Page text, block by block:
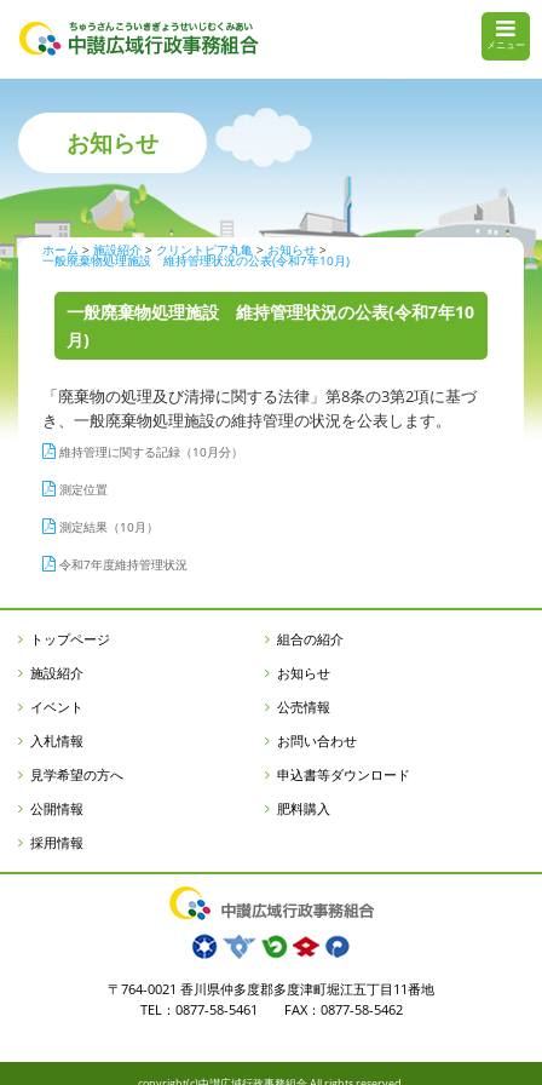
メニュー
お知らせ
ホーム 施設紹介 クリントピア丸亀 お知らせ
一般廃棄物処理施設 維持管理状況の公表(令和7年10月)
一般廃棄物処理施設 維持管理状況の公表(令和7年10
月)
「廃棄物の処理及び清掃に関する法律」第8条の3第2項に基づ
き、一般廃棄物処理施設の維持管理の状況を公表します。
維持管理に関する記録（10月分）
測定位置
測定結果（10月）
令和7年度維持管理状況
トップページ
組合の紹介
施設紹介
お知らせ
イベント
公売情報
入札情報
お問い合わせ
見学希望の方へ
申込書等ダウンロード
公開情報
肥料購入
採用情報
〒764-0021 香川県仲多度郡多度津町堀江五丁目11番地
TEL：0877-58-5461 FAX：0877-58-5462